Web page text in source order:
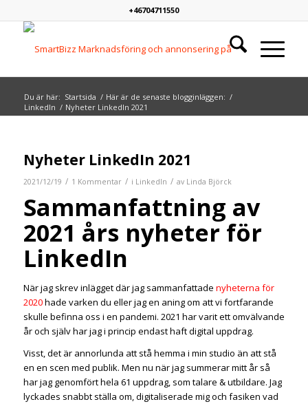
+46704711550
Du är här: Startsida / Här är de senaste blogginläggen: /
LinkedIn / Nyheter LinkedIn 2021
Nyheter LinkedIn 2021
2021/12/19 / 1 Kommentar / i LinkedIn / av Linda Björck
Sammanfattning av
2021 års nyheter för
LinkedIn
När jag skrev inlägget där jag sammanfattade nyheterna för
2020hade varken du eller jag en aning om att vi fortfarande
skulle befinna oss i en pandemi. 2021 har varit ett omvälvande
år och själv har jag i princip endast haft digital uppdrag.
Visst, det är annorlunda att stå hemma i min studio än att stå
en en scen med publik. Men nu när jag summerar mitt år så
har jag genomfört hela 61 uppdrag, som talare & utbildare. Jag
lyckades snabbt ställa om, digitaliserade mig och fasiken vad